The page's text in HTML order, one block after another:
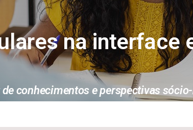
na interface
conhecimentos e perspectivas